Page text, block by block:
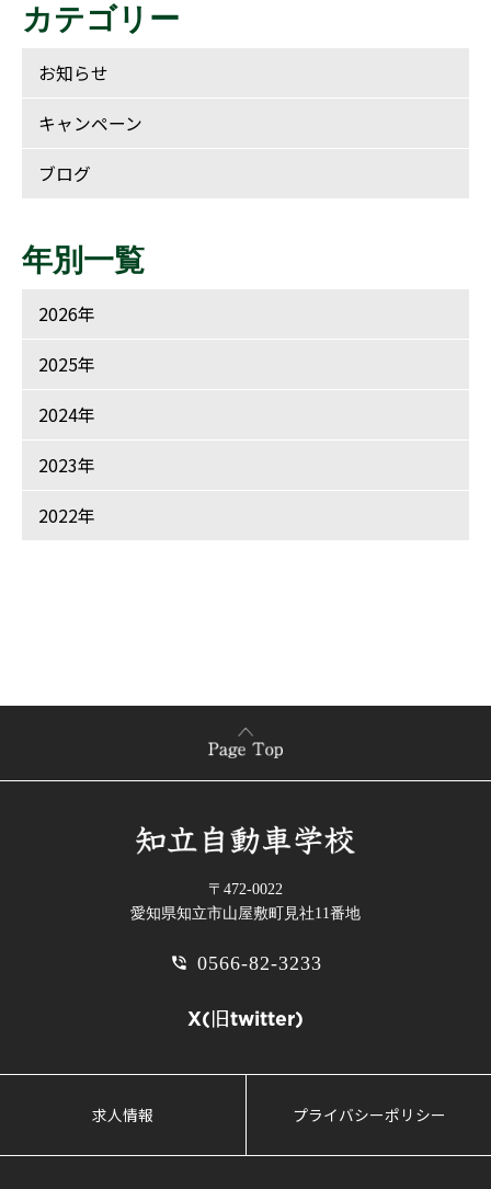
カテゴリー
お知らせ
キャンペーン
ブログ
年別一覧
2026年
2025年
2024年
2023年
2022年
〒472-0022
愛知県知立市山屋敷町見社11番地
phone_in_talk 0566-82-3233
X(旧twitter)
求人情報 プライバシーポリシー